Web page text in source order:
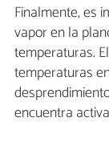
Finalmente, es
vapor en la
temperaturas.
temperaturas
encuentra